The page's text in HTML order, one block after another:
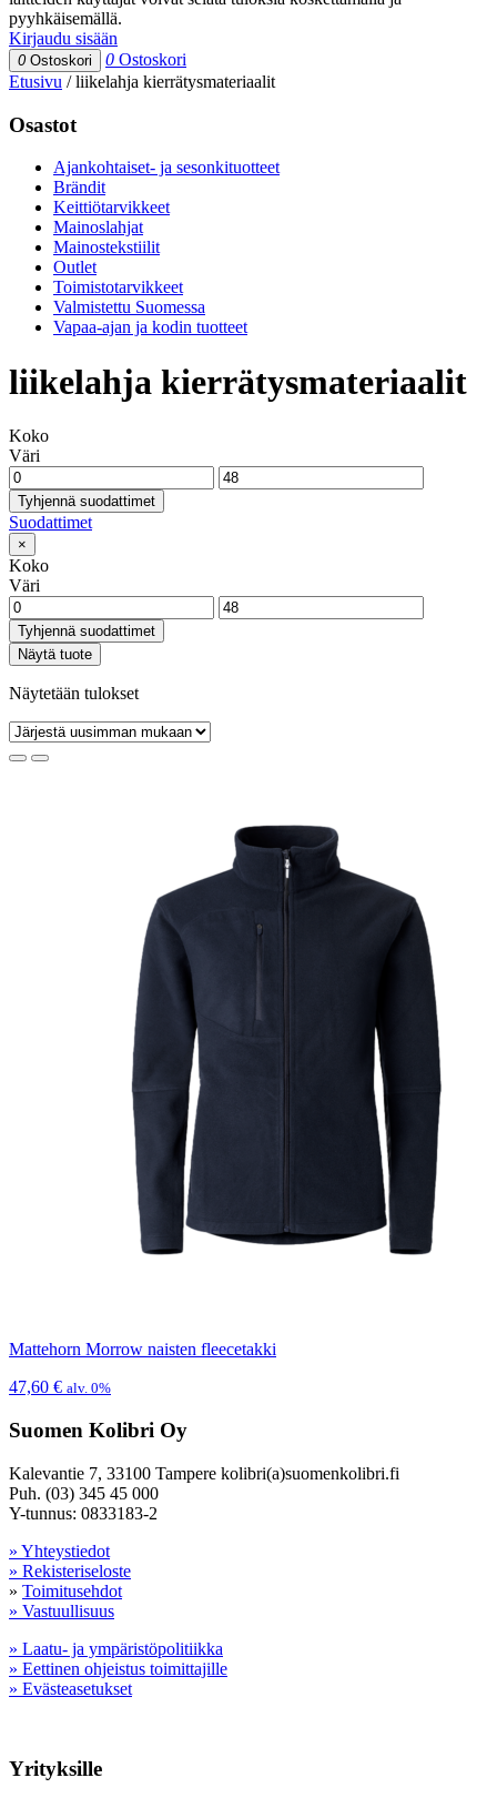
pyyhkäisemällä.
Kirjaudu sisään
0 Ostoskori 0 Ostoskori
Etusivu /liikelahja kierrätysmateriaalit
Osastot
Ajankohtaiset- ja sesonkituotteet
Brändit
Keittiötarvikkeet
Mainoslahjat
Mainostekstiilit
Outlet
Toimistotarvikkeet
Valmistettu Suomessa
Vapaa-ajan ja kodin tuotteet
liikelahja kierrätysmateriaalit
Koko
Väri
Tyhjennä suodattimet
Suodattimet
×
Koko
Väri
Tyhjennä suodattimet
Näytä tuote
Näytetään tulokset
Mattehorn Morrow naisten fleecetakki
47,60 € alv. 0%
Suomen Kolibri Oy
Kalevantie 7, 33100 Tampere kolibri(a)suomenkolibri.fi
Puh. (03) 345 45 000
Y-tunnus: 0833183-2
» Yhteystiedot
» Rekisteriseloste
» Toimitusehdot
» Vastuullisuus
» Laatu- ja ympäristöpolitiikka
» Eettinen ohjeistus toimittajille
» Evästeasetukset
Yrityksille